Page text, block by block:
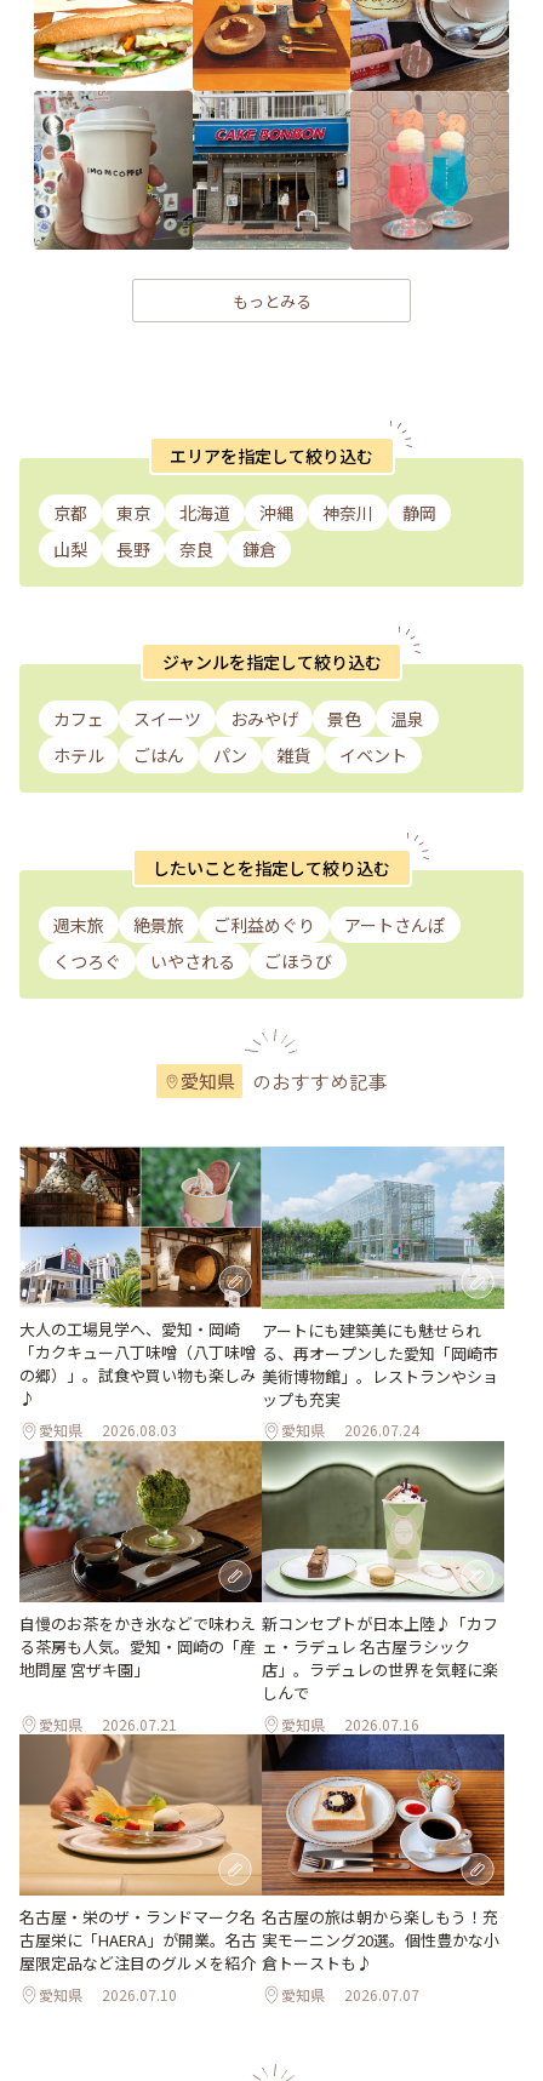
もっとみる
エリアを指定して絞り込む
京都 東京 北海道 沖縄 神奈川
静岡
山梨
長野 奈良 鎌倉
ジャンルを指定して絞り込む
カフェ スイーツ おみやげ 景色
温泉
ホテル
ごはん パン 雑貨 イベント
したいことを指定して絞り込む
週末旅 絶景旅 ご利益めぐり
アートさんぽ
くつろぐ
いやされる ごほうび
愛知県 のおすすめ記事
大人の工場見学へ、愛知・岡崎
「カクキュー八丁味噌（八丁味噌
の郷）」。試食や買い物も楽しみ
♪
愛知県 2026.08.03
アートにも建築美にも魅せられ
る、再オープンした愛知「岡崎市
美術博物館」。レストランやショ
ップも充実
愛知県 2026.07.24
自慢のお茶をかき氷などで味わえ
る茶房も人気。愛知・岡崎の「産
地問屋 宮ザキ園」
愛知県 2026.07.21
新コンセプトが日本上陸♪「カフ
ェ・ラデュレ 名古屋ラシック
店」。ラデュレの世界を気軽に楽
しんで
愛知県 2026.07.16
名古屋・栄のザ・ランドマーク名
古屋栄に「HAERA」が開業。名古
屋限定品など注目のグルメを紹介
愛知県 2026.07.10
名古屋の旅は朝から楽しもう！充
実モーニング20選。個性豊かな小
倉トーストも♪
愛知県 2026.07.07